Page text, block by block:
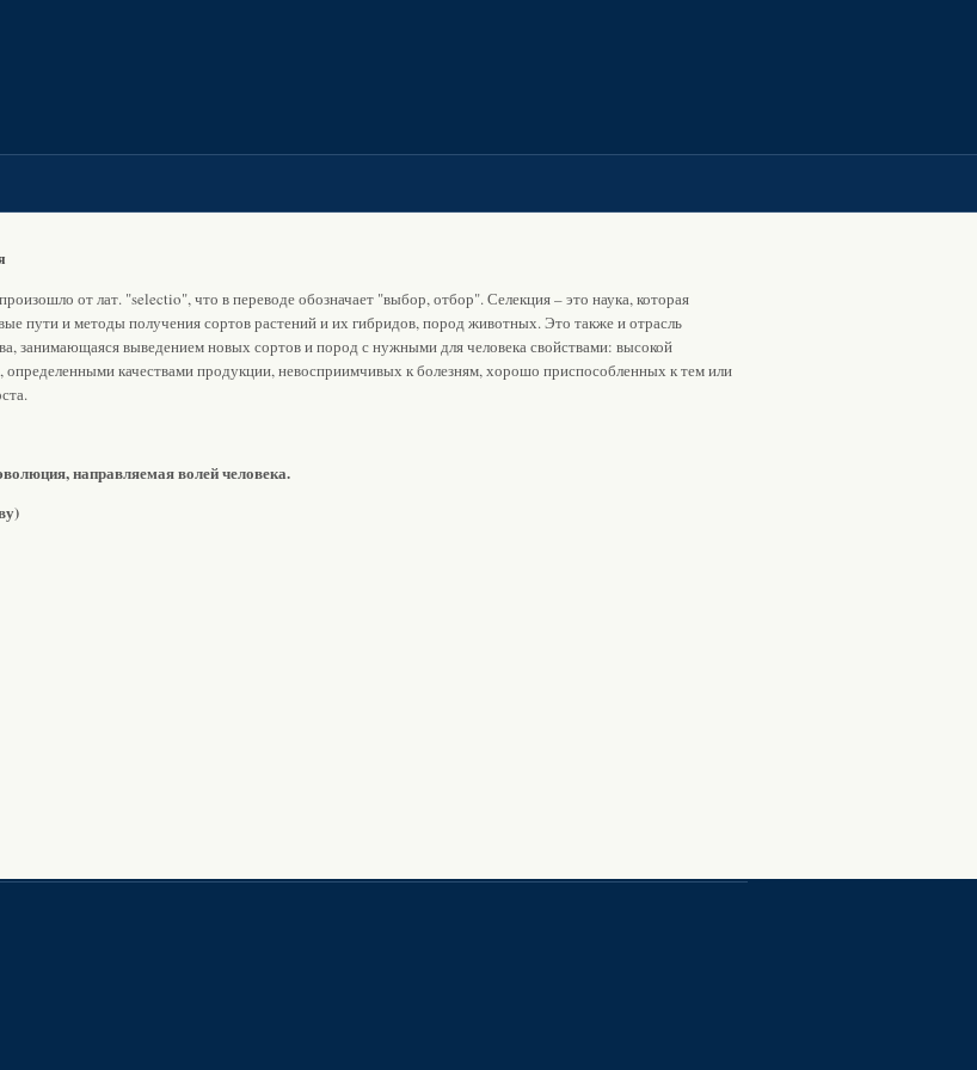
от лат. "selectio", что в переводе обозначает "выбор, отбор". Селекция – это наука, которая
пути и методы получения сортов растений и их гибридов, пород животных. Это также и отрасль
занимающаяся выведением новых сортов и пород с нужными для человека свойствами: высокой
определенными качествами продукции, невосприимчивых к болезням, хорошо приспособленных к тем или
направляемая волей человека.